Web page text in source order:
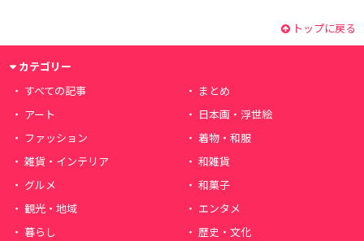
トップに戻る
カテゴリー
すべての記事
まとめ
アート
日本画・浮世絵
ファッション
着物・和服
雑貨・インテリア
和雑貨
グルメ
和菓子
観光・地域
エンタメ
暮らし
歴史・文化